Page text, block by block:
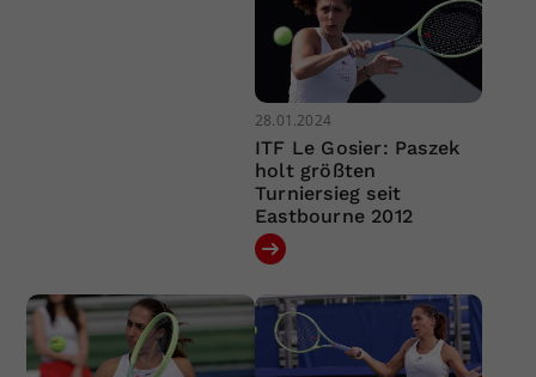
28.01.2024
ITF Le Gosier: Paszek
holt größten
Turniersieg seit
Eastbourne 2012